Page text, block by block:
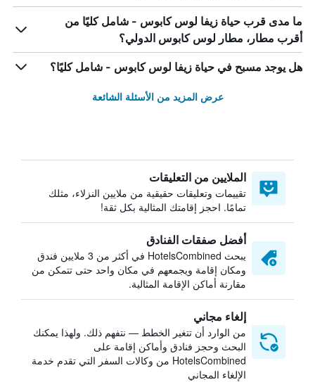
ما مدى قرب حياة زيفا لوس كابوس - شامل كليًا من
أقرب مطار، مطار لوس كابوس الدولي؟
هل يوجد مسبح في حياة زيفا لوس كابوس - شامل كليًا؟
عرض المزيد من الأسئلة الشائعة
الملايين من التعليقات
تقييمات وتعليقات حقيقية من ملايين النزلاء، مثلك
تمامًا. احجز إقامتك المثالية بكل ثقة!
أفضل صفقات الفنادق
يبحث HotelsCombined في أكثر من 3 ملايين فندق
ومكان إقامة ويجمعهم في مكان واحد حتى تتمكن من
مقارنة أماكن الإقامة المثالية.
إلغاء مجاني
من الوارد أن تتغير الخطط — نتفهم ذلك. ولهذا يمكنك
البحث وحجز فنادق وأماكن إقامة على
HotelsCombined من وكالات السفر التي تقدم خدمة
الإلغاء المجاني